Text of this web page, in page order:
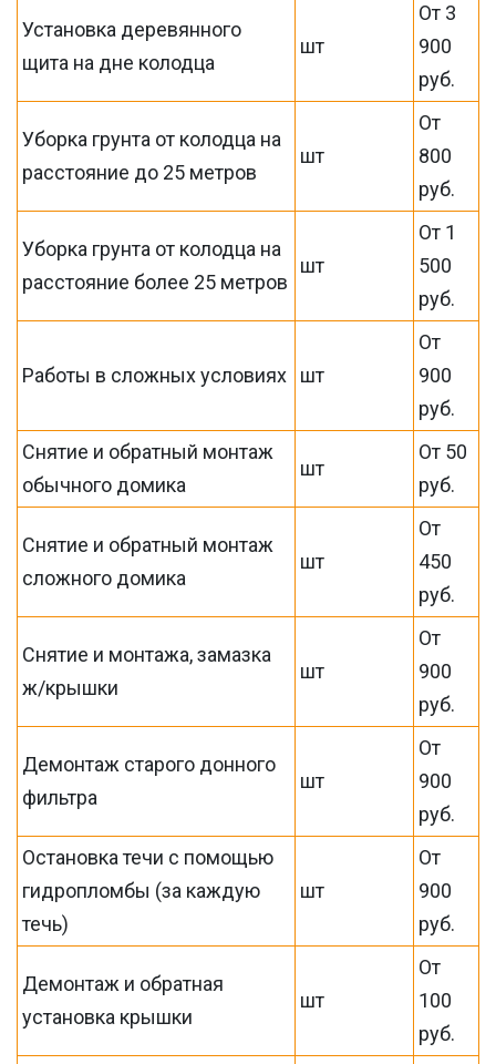
Установка деревянного
щита на дне колодца
шт
От 3
900
руб.
Уборка грунта от колодца на
расстояние до 25 метров
шт
От
800
руб.
Уборка грунта от колодца на
расстояние более 25 метров
шт
От 1
500
руб.
Работы в сложных условиях шт
От
900
руб.
Снятие и обратный монтаж
обычного домика
шт
От 50
руб.
Снятие и обратный монтаж
сложного домика
шт
От
450
руб.
Снятие и монтажа, замазка
ж/крышки
шт
От
900
руб.
Демонтаж старого донного
фильтра
шт
От
900
руб.
Остановка течи с помощью
гидропломбы (за каждую
течь)
шт
От
900
руб.
Демонтаж и обратная
установка крышки
шт
От
100
руб.